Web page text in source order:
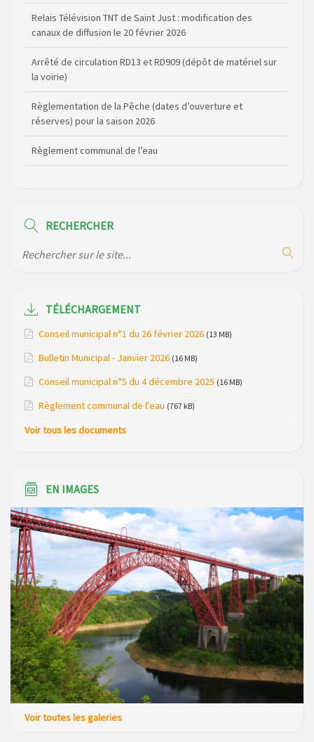
Relais Télévision TNT de Saint Just : modification des
canaux de diffusion le 20 février 2026
Arrêté de circulation RD13 et RD909 (dépôt de matériel sur
la voirie)
Règlementation de la Pêche (dates d’ouverture et
réserves) pour la saison 2026
Règlement communal de l’eau
de la gendarmerie
Modification de gestion du camping de Saint Just, ses
bungalows bois, ses chalets et sa piscine
Loubaresse le vendredi 20 mars 2026
2026
RECHERCHER
TÉLÉCHARGEMENT
Conseil municipal n°1 du 26 février 2026 (13 MB)
Bulletin Municipal - Janvier 2026 (16 MB)
Conseil municipal n°5 du 4 décembre 2025 (16 MB)
Règlement communal de l'eau (767 kB)
Voir tous les documents
EN IMAGES
Voir toutes les galeries